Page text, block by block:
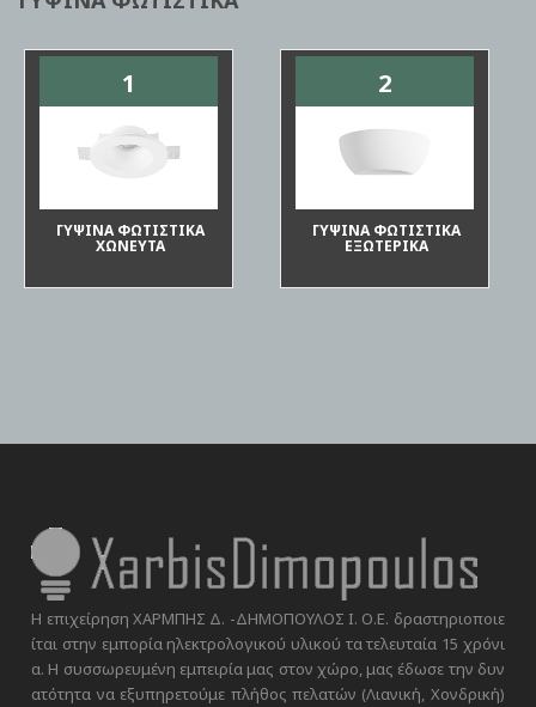
1
ΓΥΨΙΝΑ ΦΩΤΙΣΤΙΚΑ
ΧΩΝΕΥΤΑ
2
ΓΥΨΙΝΑ ΦΩΤΙΣΤΙΚΑ
ΕΞΩΤΕΡΙΚΑ
Η επιχείρηση ΧΑΡΜΠΗΣ Δ. -ΔΗΜΟΠΟΥΛΟΣ Ι. Ο.Ε. δραστηριοποιε
ίται στην εμπορία ηλεκτρολογικού υλικού τα τελευταία 15 χρόνι
α. Η συσσωρευμένη εμπειρία μας στον χώρο, μας έδωσε την δυν
ατότητα να εξυπηρετούμε πλήθος πελατών (Λιανική, Χονδρική)